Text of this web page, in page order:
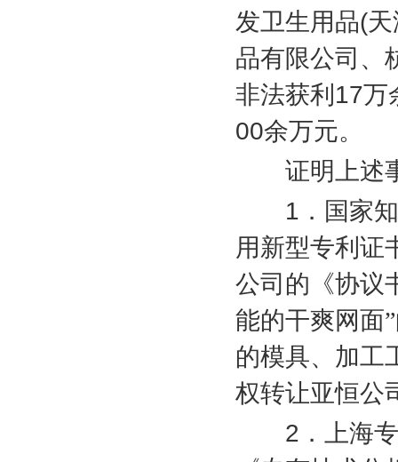
发卫生用品(
品有限公司、
非法获利 17万
00余万元。
证明上述事
1 ．国家
用新型专利证
公司的《协议
能的干爽网面
的模具、加工
权转让亚恒公
2 ．上海